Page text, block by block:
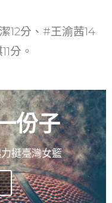
12分、#王渝茜14
分。
份子
挺臺灣女籃